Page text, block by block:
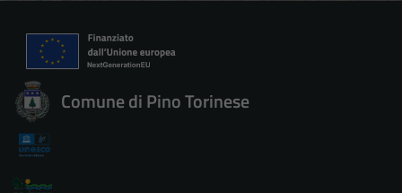
Comune di Pino Torinese